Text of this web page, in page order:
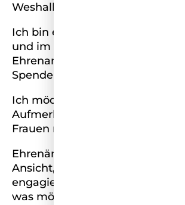
Weshalb ich hier mitmache?
Ich bin ehrenamtlich in der
und im Tierschutz, auch
Ehrenamt mit meinem Sport
Spendenläufe für kranke
Ich möchte dem Ehrenamt mehr
Aufmerksamkeit widmen und
Frauen motivieren, daran
Ehrenämter sind wichtig und
Ansicht, es würden sich mehr
engagieren, wenn man ihnen
was möglich ist.